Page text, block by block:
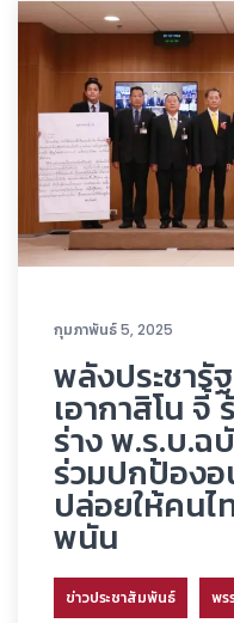
กุมภาพันธ์ 5, 2025
พลังประชารั
เอากาสิโน จี้
ร่าง พ.ร.บ.ฉ
ร่วมปกป้องอ
ปล่อยให้คนไ
พนัน
ข่าวประชาสัมพันธ์ พร